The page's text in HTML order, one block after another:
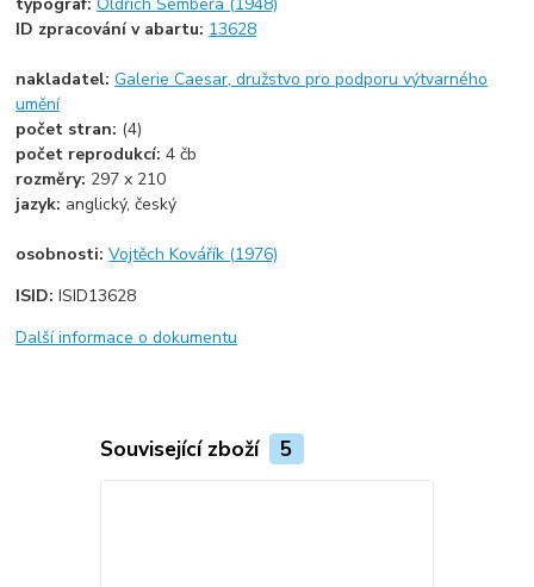
ID zpracování v abartu: 13628
nakladatel:Galerie Caesar, družstvo pro podporu výtvarného
umění
počet stran: (4)
počet reprodukcí:4 čb
rozměry: 297 x 210
jazyk: anglický, český
osobnosti:Vojtěch Kovářík (1976)
ISID:ISID13628
Další informace o dokumentu
Související zboží 5